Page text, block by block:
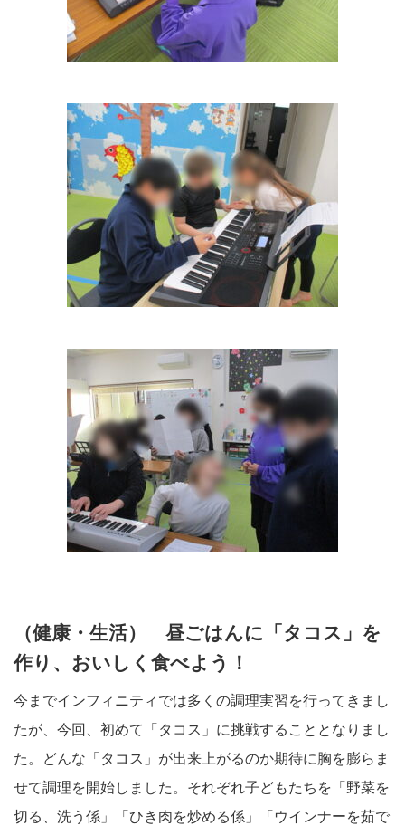
（健康・生活） 昼ごはんに「タコス」を
作り、おいしく食べよう！
今までインフィニティでは多くの調理実習を行ってきまし
たが、今回、初めて「タコス」に挑戦することとなりまし
た。どんな「タコス」が出来上がるのか期待に胸を膨らま
せて調理を開始しました。それぞれ子どもたちを「野菜を
切る、洗う係」「ひき肉を炒める係」「ウインナーを茹で